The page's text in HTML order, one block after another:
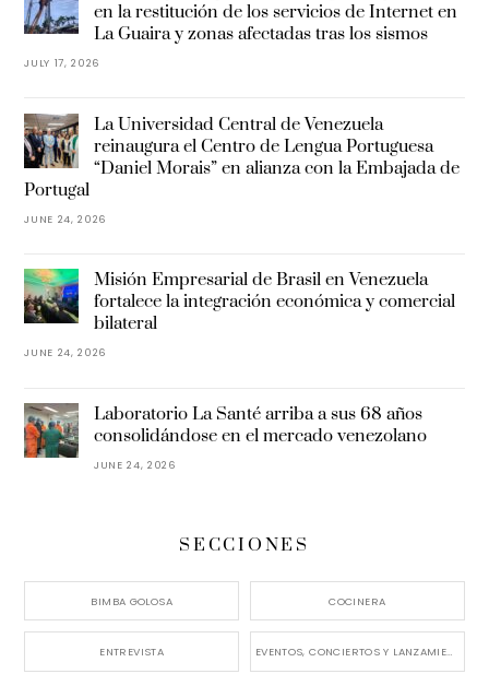
en la restitución de los servicios de Internet en
La Guaira y zonas afectadas tras los sismos
JULY 17, 2026
La Universidad Central de Venezuela
reinaugura el Centro de Lengua Portuguesa
“Daniel Morais” en alianza con la Embajada de
Portugal
JUNE 24, 2026
Misión Empresarial de Brasil en Venezuela
fortalece la integración económica y comercial
bilateral
JUNE 24, 2026
Laboratorio La Santé arriba a sus 68 años
consolidándose en el mercado venezolano
JUNE 24, 2026
SECCIONES
BIMBA GOLOSA COCINERA
ENTREVISTA EVENTOS, CONCIERTOS Y LANZAMIENTOS